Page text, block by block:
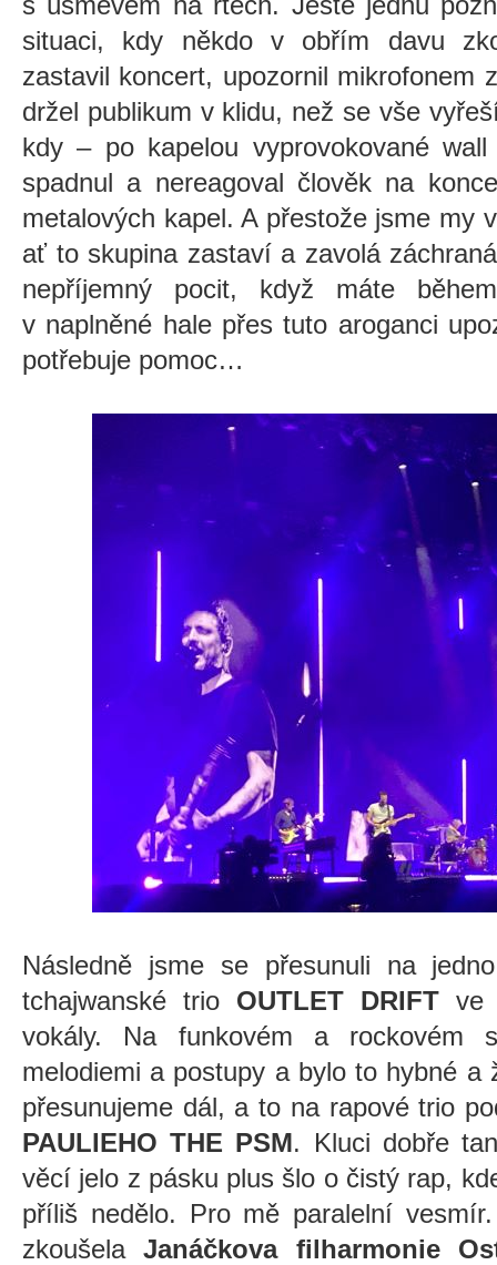
situaci, kdy někdo v obřím davu
zastavil koncert, upozornil mikrofonem
držel publikum v klidu, než se vše
kdy – po kapelou vyprovokované
spadnul a nereagoval člověk na
metalových kapel. A přestože jsme my
ať to skupina zastaví a zavolá
nepříjemný pocit, když máte
v naplněné hale přes tuto aroganci
potřebuje pomoc…
Následně jsme se přesunuli na
tchajwanské trio OUTLET DRIFT ve
vokály. Na funkovém a rockovém
melodiemi a postupy a bylo to hybné
přesunujeme dál, a to na rapové trio
PAULIEHO THE PSM. Kluci dobře
věcí jelo z pásku plus šlo o čistý rap,
příliš nedělo. Pro mě paralelní
zkoušelaJanáčkova filharmonie